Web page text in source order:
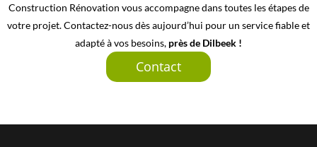
Construction Rénovation vous accompagne dans toutes les étapes de
votre projet. Contactez-nous dès aujourd’hui pour un service fiable et
adapté à vos besoins, près de Dilbeek !
Contact